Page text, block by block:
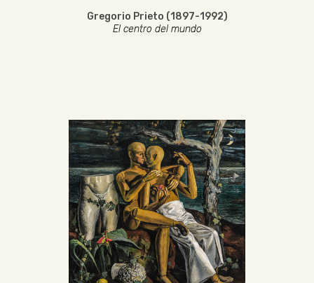
Gregorio Prieto (1897-1992)
El centro del mundo